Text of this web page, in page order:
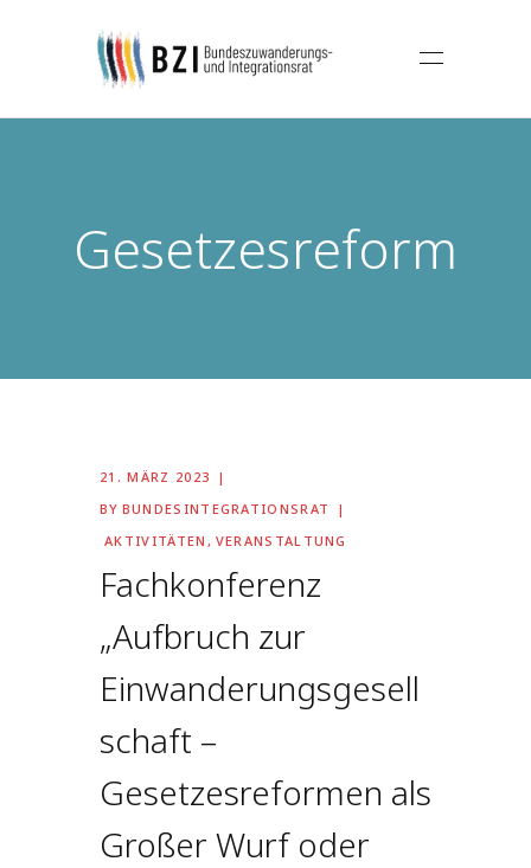
Gesetzesreform
21. MÄRZ 2023
BY BUNDESINTEGRATIONSRAT
AKTIVITÄTEN , VERANSTALTUNG
Fachkonferenz
„Aufbruch zur
Einwanderungsgesell
schaft –
Gesetzesreformen als
Großer Wurf oder